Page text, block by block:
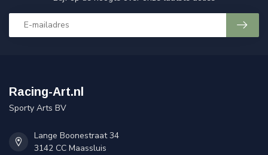
Racing-Art.nl
Sporty Arts BV
Lange Boonestraat 34
3142 CC Maassluis